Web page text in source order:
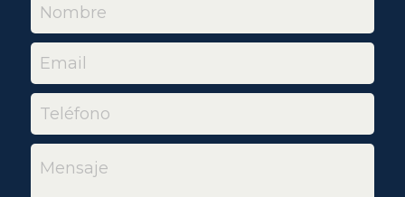
Nombre
Email
Teléfono
Mensaje